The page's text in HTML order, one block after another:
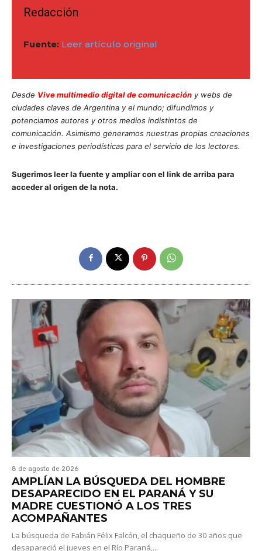
Redacción
Fuente: Leer artículo original
Desde Vive multimedio digital de comunicación y webs de
ciudades claves de Argentina y el mundo; difundimos y
potenciamos autores y otros medios indistintos de
comunicación. Asimismo generamos nuestras propias creaciones
e investigaciones periodísticas para el servicio de los lectores.
Sugerimos leer la fuente y ampliar con el link de arriba para
acceder al origen de la nota.
8 de agosto de 2026
AMPLÍAN LA BÚSQUEDA DEL HOMBRE
DESAPARECIDO EN EL PARANÁ Y SU
MADRE CUESTIONÓ A LOS TRES
ACOMPAÑANTES
La búsqueda de Fabián Félix Falcón, el chaqueño de 30 años que
desapareció el jueves en el Río Paraná,...